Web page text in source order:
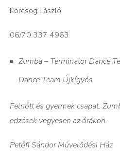
Korcsog László
06/70 337 4963
Zumba – Terminator Dance
Dance Team Újkígyós
Felnőtt és gyermek csapat.
edzések vegyesen az órákon.
Petőfi Sándor Művelődési Ház